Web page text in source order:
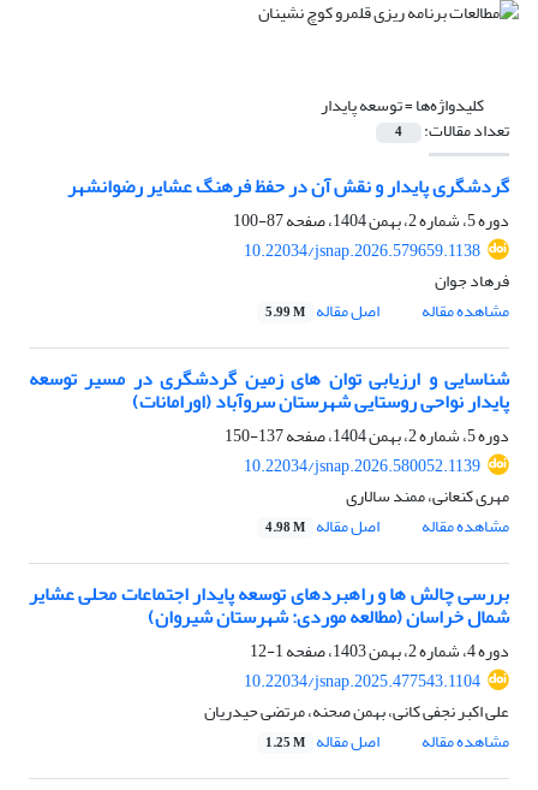
کلیدواژه‌ها =توسعه پایدار
تعداد مقالات: 4
گردشگری پایدار و نقش آن در حفظ فرهنگ عشایر رضوانشهر
دوره 5، شماره 2، بهمن 1404، صفحه
87-100
10.22034/jsnap.2026.579659.1138
فرهاد جوان
مشاهده مقاله
اصل مقاله 5.99 M
شناسایی و ارزیابی توان ­های زمین گردشگری در مسیر توسعه
پایدار نواحی روستایی شهرستان سروآباد(اورامانات)
دوره 5، شماره 2، بهمن 1404، صفحه
137-150
10.22034/jsnap.2026.580052.1139
مهری کنعانی، ممند سالاری
مشاهده مقاله
اصل مقاله 4.98 M
بررسی چالش ها و راهبردهای توسعه پایدار اجتماعات محلی عشایر
شمال خراسان (مطالعه موردی: شهرستان شیروان)
دوره 4، شماره 2، بهمن 1403، صفحه
1-12
10.22034/jsnap.2025.477543.1104
علی اکبر نجفی کانی، بهمن صحنه، مرتضی حیدریان
مشاهده مقاله
اصل مقاله 1.25 M